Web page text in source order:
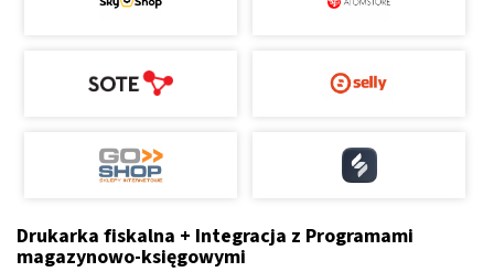
Drukarka fiskalna + Integracja z Programami
magazynowo-księgowymi